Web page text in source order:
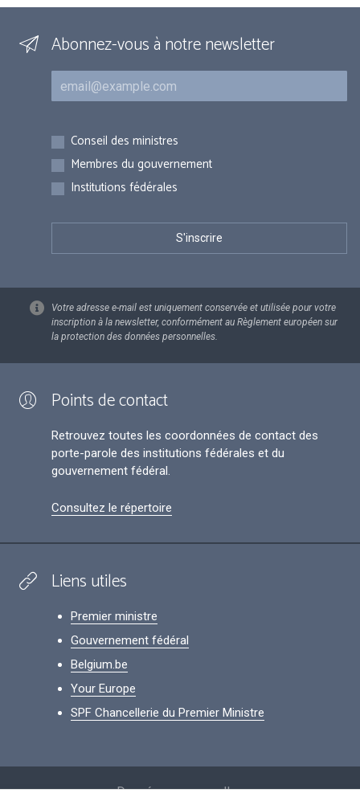
Abonnez-vous à notre newsletter
Courriel
Inscriptions
Conseil des ministres
Membres du gouvernement
Institutions fédérales
Votre adresse e-mail est uniquement conservée et utilisée pour votre
inscription à la newsletter, conformément au Règlement européen sur
la protection des données personnelles.
Points de contact
Retrouvez toutes les coordonnées de contact des
porte-parole des institutions fédérales et du
gouvernement fédéral.
Consultez le répertoire
Liens utiles
Premier ministre
Gouvernement fédéral
Belgium.be
Your Europe
SPF Chancellerie du Premier Ministre